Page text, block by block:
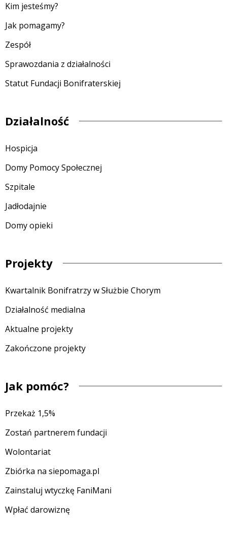
Kim jesteśmy?
Jak pomagamy?
Zespół
Sprawozdania z działalności
Statut Fundacji Bonifraterskiej
Działalność
Hospicja
Domy Pomocy Społecznej
Szpitale
Jadłodajnie
Domy opieki
Projekty
Kwartalnik Bonifratrzy w Służbie Chorym
Działalność medialna
Aktualne projekty
Zakończone projekty
Jak pomóc?
Przekaż 1,5%
Zostań partnerem fundacji
Wolontariat
Zbiórka na siepomaga.pl
Zainstaluj wtyczkę FaniMani
Wpłać darowiznę